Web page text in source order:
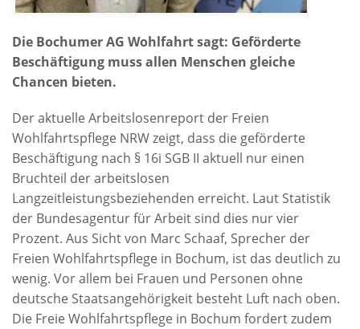
Die Bochumer AG Wohlfahrt sagt: Geförderte
Beschäftigung muss allen Menschen gleiche
Chancen bieten.
Der aktuelle Arbeitslosenreport der Freien
Wohlfahrtspflege NRW zeigt, dass die geförderte
Beschäftigung nach § 16i SGB II aktuell nur einen
Bruchteil der arbeitslosen
Langzeitleistungsbeziehenden erreicht. Laut Statistik
der Bundesagentur für Arbeit sind dies nur vier
Prozent. Aus Sicht von Marc Schaaf, Sprecher der
Freien Wohlfahrtspflege in Bochum, ist das deutlich zu
wenig. Vor allem bei Frauen und Personen ohne
deutsche Staatsangehörigkeit besteht Luft nach oben.
Die Freie Wohlfahrtspflege in Bochum fordert zudem